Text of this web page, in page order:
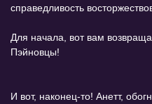
справедливость
Для начала, вот вам
Пэйновцы!
И вот, наконец-то! Анетт,